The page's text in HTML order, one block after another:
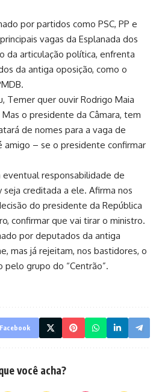
por partidos como PSC, PP e
vagas da Esplanada dos
da articulação política, enfrenta
da antiga oposição, como o
Temer quer ouvir Rodrigo Maia
Mas o presidente da Câmara, tem
de nomes para a vaga de
amigo – se o presidente confirmar
responsabilidade de
seja creditada a ele. Afirma nos
do presidente da República
confirmar que vai tirar o ministro.
por deputados da antiga
mas já rejeitam, nos bastidores, o
grupo do “Centrão”.
Facebook
você acha?